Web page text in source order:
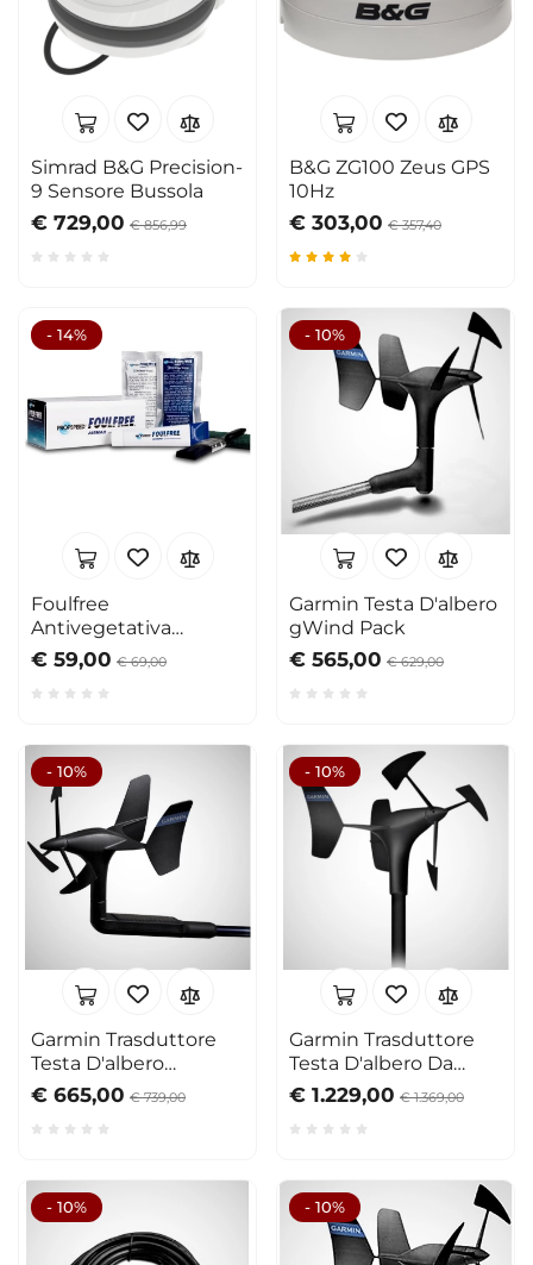
Simrad B&G Precision-
9 Sensore Bussola
€ 729,00 € 856,99
B&G ZG100 Zeus GPS
10Hz
€ 303,00 € 357,40
- 14%
Foulfree
Antivegetativa
Propspeed per
trasduttori
€ 59,00 € 69,00
- 10%
Garmin Testa D'albero
gWind Pack
€ 565,00 € 629,00
- 10%
Garmin Trasduttore
Testa D'albero
Wireless 2 gWind
€ 665,00 € 739,00
- 10%
Garmin Trasduttore
Testa D'albero Da
Regata gWind
€ 1.229,00 € 1.369,00
- 10% - 10%